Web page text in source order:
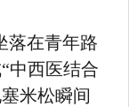
落在青年路
中西医结合
米松瞬间